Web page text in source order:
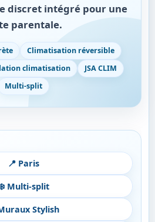
discret intégré pour une
parentale.
Climatisation réversible
climatisation
JSA CLIM
Multi-split
📍 Paris
Multi-split
Stylish